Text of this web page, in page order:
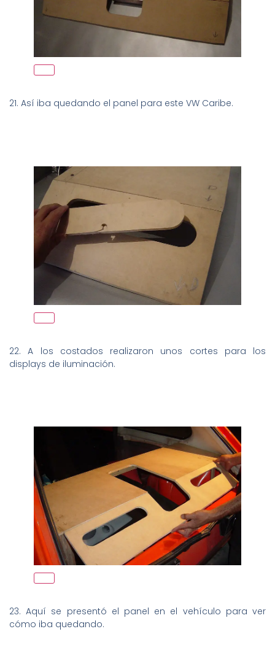
21. Así iba quedando el panel para este VW Caribe.
22. A los costados realizaron unos cortes para los
displays de iluminación.
23. Aquí se presentó el panel en el vehículo para ver
cómo iba quedando.